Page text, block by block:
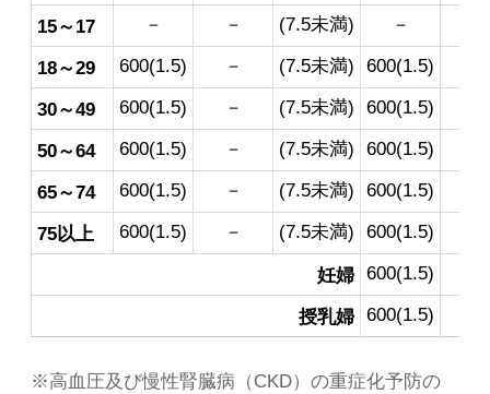
15～17 － － (7.5未満) －
18～29 600(1.5) － (7.5未満) 600(1.5)
30～49 600(1.5) － (7.5未満) 600(1.5)
50～64 600(1.5) － (7.5未満) 600(1.5)
65～74 600(1.5) － (7.5未満) 600(1.5)
75以上 600(1.5) － (7.5未満) 600(1.5)
妊婦 600(1.5)
授乳婦 600(1.5)
※高血圧及び慢性腎臓病（CKD）の重症化予防の